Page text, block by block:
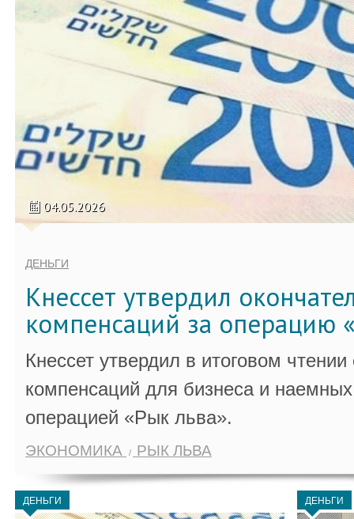
04.05.2026
ДЕНЬГИ
Кнессет утвердил
компенсаций за операцию
Кнессет утвердил в итоговом
компенсаций для бизнеса и
операцией «Рык льва».
ЭКОНОМИКА РЫК ЛЬВА
ДЕНЬГИ ДЕНЬГИ